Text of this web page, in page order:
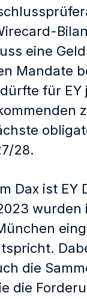
eine
Mandate
für
28.
Dax ist
die
die